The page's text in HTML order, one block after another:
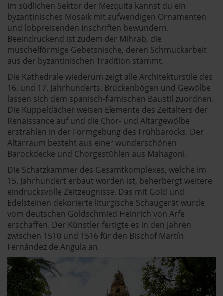
Im südlichen Sektor der Mezquita kannst du ein
byzantinisches Mosaik mit aufwendigen Ornamenten
und lobpreisenden Inschriften bewundern.
Beeindruckend ist zudem der Mihrab, die
muschelförmige Gebetsnische, deren Schmuckarbeit
aus der byzantinischen Tradition stammt.
Die Kathedrale wiederum zeigt alle Architekturstile des
16. und 17. Jahrhunderts. Brückenbögen und Gewölbe
lassen sich dem spanisch-flämischen Baustil zuordnen.
Die Kuppeldächer weisen Elemente des Zeitalters der
Renaissance auf und die Chor- und Altargewölbe
erstrahlen in der Formgebung des Frühbarocks. Der
Altarraum besteht aus einer wunderschönen
Barockdecke und Chorgestühlen aus Mahagoni.
Die Schatzkammer des Gesamtkomplexes, welche im
15. Jahrhundert erbaut worden ist, beherbergt weitere
eindrucksvolle Zeitzeugnisse. Das mit Gold und
Edelsteinen dekorierte liturgische Schaugerät wurde
vom deutschen Goldschmied Heinrich von Arfe
erschaffen. Der Künstler fertigte es in den Jahren
zwischen 1510 und 1516 für den Bischof Martín
Fernández de Angula an.